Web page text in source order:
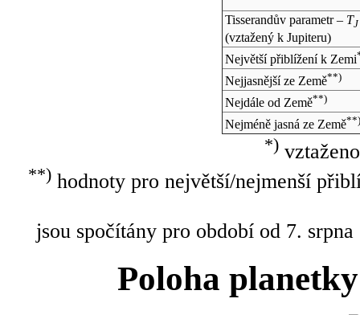
Tisserandův parametr – TJ
(vztažený k Jupiteru)
Největší přiblížení k Zemi
Nejjasnější ze Země**)
Nejdále od Země**)
Nejméně jasná ze Země**)
*)
**)hodnoty pro největší/nejmenší
jsou spočítány pro období od 7.
Poloha